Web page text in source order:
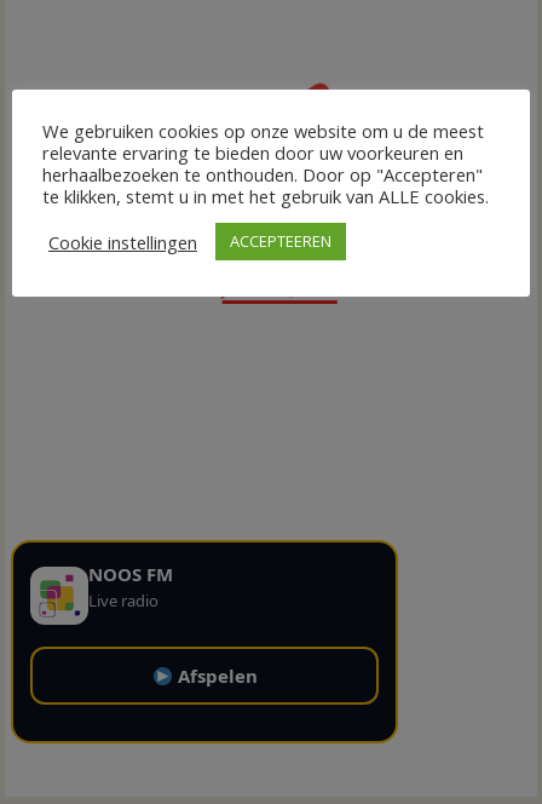
NOOS FM
Live radio
Afspelen
We gebruiken cookies op onze website om u de meest
relevante ervaring te bieden door uw voorkeuren en
herhaalbezoeken te onthouden. Door op "Accepteren"
te klikken, stemt u in met het gebruik van ALLE cookies.
Cookie instellingen
ACCEPTEEREN